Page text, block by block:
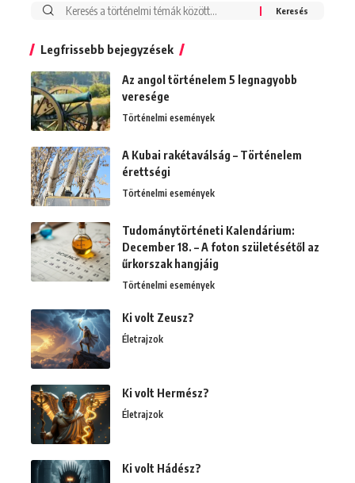
Search
Legfrissebb bejegyzések
Az angol történelem 5 legnagyobb
veresége
Történelmi események
A Kubai rakétaválság – Történelem
érettségi
Történelmi események
Tudománytörténeti Kalendárium:
December 18. – A foton születésétől az
űrkorszak hangjáig
Történelmi események
Ki volt Zeusz?
Életrajzok
Ki volt Hermész?
Életrajzok
Ki volt Hádész?